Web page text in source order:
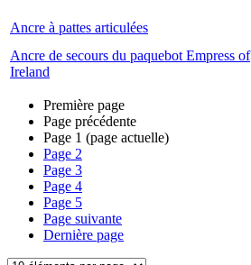
Ancre à pattes articulées
Ancre de secours du paquebot Empress of
Ireland
Première page
Page précédente
Page 1 (page actuelle)
Page 2
Page 3
Page 4
Page 5
Page suivante
Dernière page